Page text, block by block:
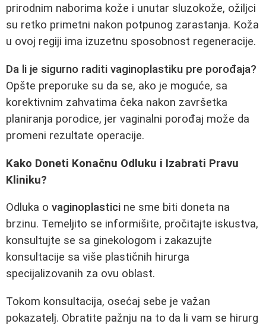
prirodnim naborima kože i unutar sluzokože, ožiljci
su retko primetni nakon potpunog zarastanja. Koža
u ovoj regiji ima izuzetnu sposobnost regeneracije.
Da li je sigurno raditi vaginoplastiku pre porođaja?
Opšte preporuke su da se, ako je moguće, sa
korektivnim zahvatima čeka nakon završetka
planiranja porodice, jer vaginalni porođaj može da
promeni rezultate operacije.
Kako Doneti Konačnu Odluku i Izabrati Pravu
Kliniku?
Odluka o vaginoplastici ne sme biti doneta na
brzinu. Temeljito se informišite, pročitajte iskustva,
konsultujte se sa ginekologom i zakazujte
konsultacije sa više plastičnih hirurga
specijalizovanih za ovu oblast.
Tokom konsultacija, osećaj sebe je važan
pokazatelj. Obratite pažnju na to da li vam se hirurg